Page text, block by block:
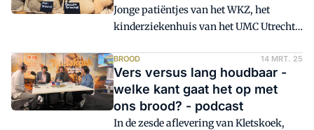
Jonge patiëntjes van het WKZ, het
kinderziekenhuis van het UMC Utrecht,
nijntje-broodje bij ontbijt en lunch. Het
broodje is vanwege de 70e verjaardag
van nijntje ontwikkeld door Bakkerij
Carl Siegert.
BROOD 14 MRT. 25
Vers versus lang houdbaar -
welke kant gaat het op met
ons brood? - podcast
In de zesde aflevering van Kletskoek,